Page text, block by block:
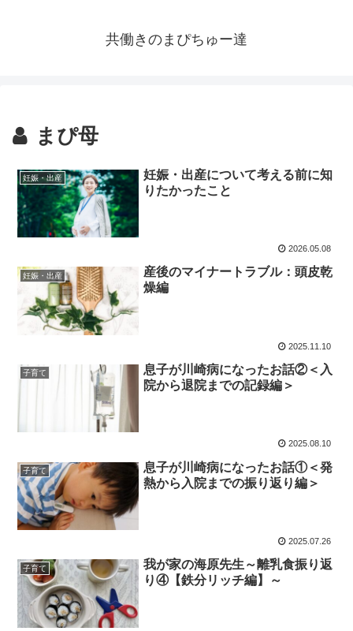
共働きのまぴちゅー達
まぴ母
妊娠・出産
妊娠・出産について考える前に知
りたかったこと
2026.05.08
妊娠・出産
産後のマイナートラブル：頭皮乾
燥編
2025.11.10
子育て
息子が川崎病になったお話②＜入
院から退院までの記録編＞
2025.08.10
子育て
息子が川崎病になったお話①＜発
熱から入院までの振り返り編＞
2025.07.26
子育て
我が家の海原先生～離乳食振り返
り④【鉄分リッチ編】～